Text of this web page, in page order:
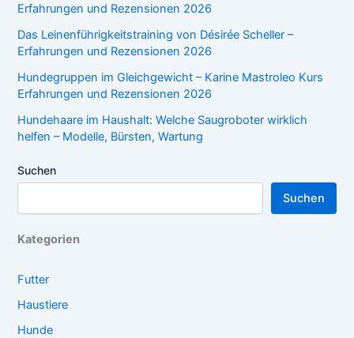
Erfahrungen und Rezensionen 2026
Das Leinenführigkeitstraining von Désirée Scheller –
Erfahrungen und Rezensionen 2026
Hundegruppen im Gleichgewicht – Karine Mastroleo Kurs
Erfahrungen und Rezensionen 2026
Hundehaare im Haushalt: Welche Saugroboter wirklich
helfen – Modelle, Bürsten, Wartung
Suchen
Suchen
Kategorien
Futter
Haustiere
Hunde